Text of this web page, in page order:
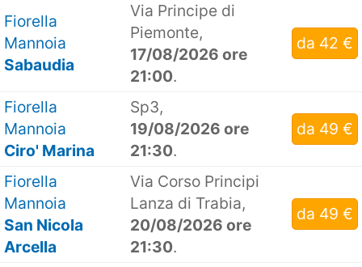
Fiorella
Mannoia
Sabaudia
Via Principe di
Piemonte,
17/08/2026 ore
21:00.
da 42 €
Fiorella
Mannoia
Ciro' Marina
Sp3,
19/08/2026 ore
21:30.
da 49 €
Fiorella
Mannoia
San Nicola
Arcella
Via Corso Principi
Lanza di Trabia,
20/08/2026 ore
21:30.
da 49 €